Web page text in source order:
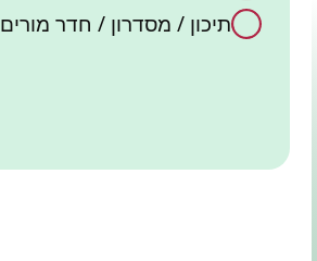
תיכון / מסדרון / חדר מורים